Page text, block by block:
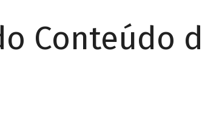
Conteúdo